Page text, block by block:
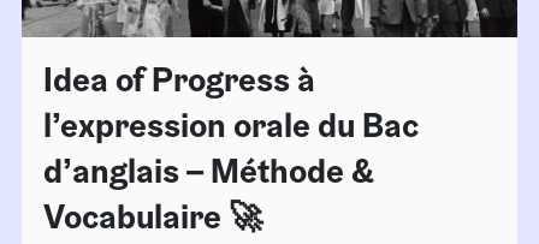
Idea of Progress à
l’expression orale du Bac
d’anglais – Méthode &
Vocabulaire 🚀